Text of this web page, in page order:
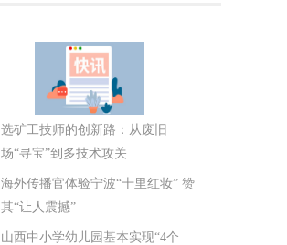
选矿工技师的创新路：从废旧
场“寻宝”到多技术攻关
海外传播官体验宁波“十里红妆” 赞
其“让人震撼”
山西中小学幼儿园基本实现“4个